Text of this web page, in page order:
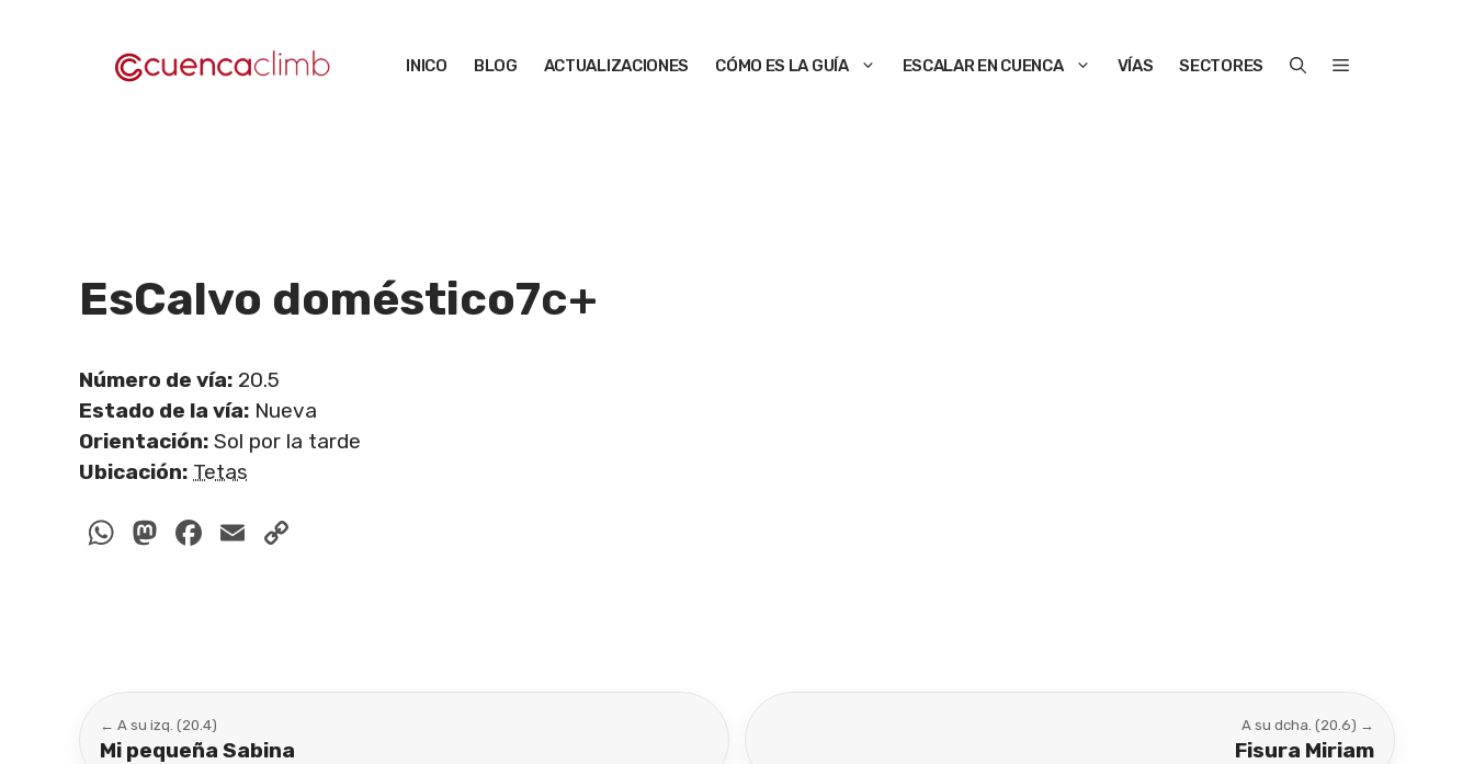
INICO BLOG ACTUALIZACIONES CÓMO ES LA GUÍA ESCALAR EN CUENCA VÍAS SECTORES
EsCalvo doméstico7c+
Número de vía: 20.5
Estado de la vía: Nueva
Orientación: Sol por la tarde
Ubicación: Tetas
WhatsApp
Mastodon
Facebook
Email
← A su izq. (20.4)
Mi pequeña Sabina
A su dcha. (20.6) →
Fisura Miriam